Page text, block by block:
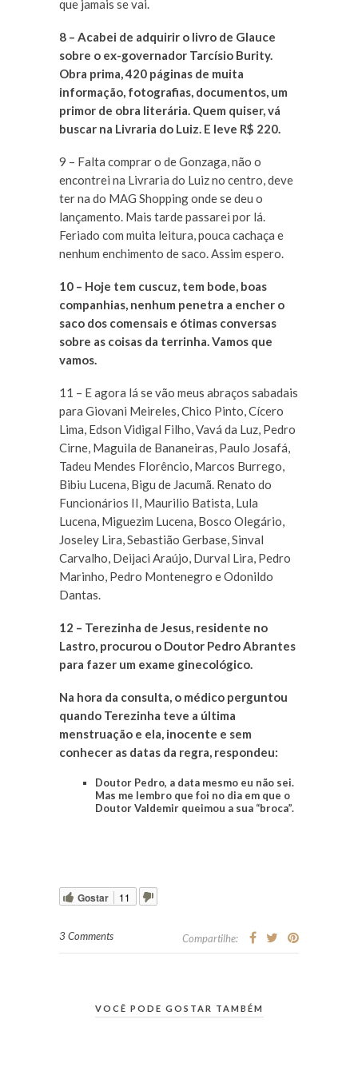
que jamais se vai.
8 – Acabei de adquirir o livro de Glauce
sobre o ex-governador Tarcísio Burity.
Obra prima, 420 páginas de muita
informação, fotografias, documentos, um
primor de obra literária. Quem quiser, vá
buscar na Livraria do Luiz. E leve R$ 220.
9 – Falta comprar o de Gonzaga, não o
encontrei na Livraria do Luiz no centro, deve
ter na do MAG Shopping onde se deu o
lançamento. Mais tarde passarei por lá.
Feriado com muita leitura, pouca cachaça e
nenhum enchimento de saco. Assim espero.
10 – Hoje tem cuscuz, tem bode, boas
companhias, nenhum penetra a encher o
saco dos comensais e ótimas conversas
sobre as coisas da terrinha. Vamos que
vamos.
11 – E agora lá se vão meus abraços sabadais
para Giovani Meireles, Chico Pinto, Cícero
Lima, Edson Vidigal Filho, Vavá da Luz, Pedro
Cirne, Maguila de Bananeiras, Paulo Josafá,
Tadeu Mendes Florêncio, Marcos Burrego,
Bibiu Lucena, Bigu de Jacumã. Renato do
Funcionários II, Maurilio Batista, Lula
Lucena, Miguezim Lucena, Bosco Olegário,
Joseley Lira, Sebastião Gerbase, Sinval
Carvalho, Deijaci Araújo, Durval Lira, Pedro
Marinho, Pedro Montenegro e Odonildo
Dantas.
12 – Terezinha de Jesus, residente no
Lastro, procurou o Doutor Pedro Abrantes
para fazer um exame ginecológico.
Na hora da consulta, o médico perguntou
quando Terezinha teve a última
menstruação e ela, inocente e sem
conhecer as datas da regra, respondeu:
Doutor Pedro, a data mesmo eu não sei.
Mas me lembro que foi no dia em que o
Doutor Valdemir queimou a sua “broca”.
Gostar 11
3 Comments Compartilhe:
VOCÊ PODE GOSTAR TAMBÉM